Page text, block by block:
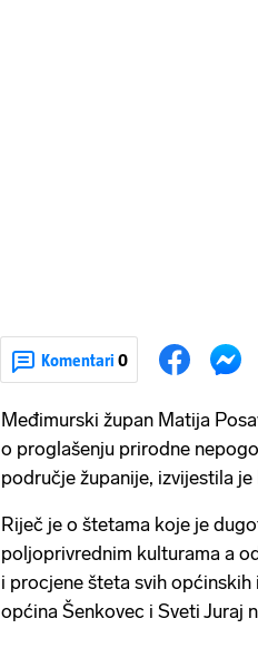
Komentari 0
Međimurski župan Matija
o proglašenju prirodne
područje županije, izvijestila
Riječ je o štetama koje je
poljoprivrednim kulturama a
i procjene šteta svih
općina Šenkovec i Sveti Juraj